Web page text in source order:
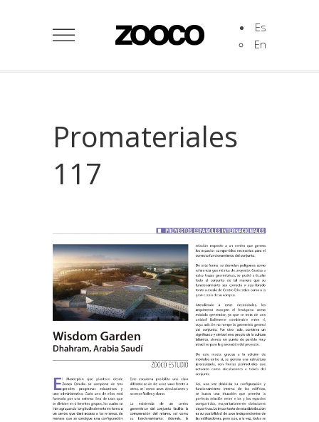
Es
En
Promateriales
117